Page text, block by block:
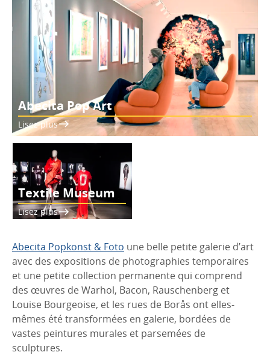
Abecita Pop Art
Lisez plus
Textile Museum
Lisez plus
Abecita Popkonst & Foto une belle petite galerie d’art
avec des expositions de photographies temporaires
et une petite collection permanente qui comprend
des œuvres de Warhol, Bacon, Rauschenberg et
Louise Bourgeoise, et les rues de Borås ont elles-
mêmes été transformées en galerie, bordées de
vastes peintures murales et parsemées de
sculptures.